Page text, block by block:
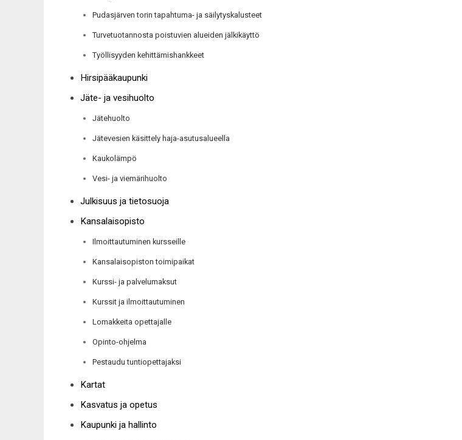
Pudasjärven torin tapahtuma- ja säilytyskalusteet
Turvetuotannosta poistuvien alueiden jälkikäyttö
Työllisyyden kehittämishankkeet
Hirsipääkaupunki
Jäte- ja vesihuolto
Jätehuolto
Jätevesien käsittely haja-asutusalueella
Kaukolämpö
Vesi- ja viemärihuolto
Julkisuus ja tietosuoja
Kansalaisopisto
Ilmoittautuminen kursseille
Kansalaisopiston toimipaikat
Kurssi- ja palvelumaksut
Kurssit ja ilmoittautuminen
Lomakkeita opettajalle
Opinto-ohjelma
Pestaudu tuntiopettajaksi
Kartat
Kasvatus ja opetus
Kaupunki ja hallinto